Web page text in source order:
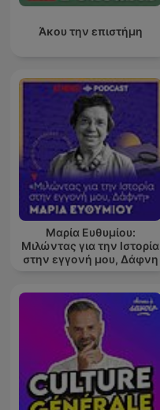
Άκου την επιστήμη
Μαρία Ευθυμίου:
Μιλώντας για την Ιστορία
στην εγγονή μου, Δάφνη